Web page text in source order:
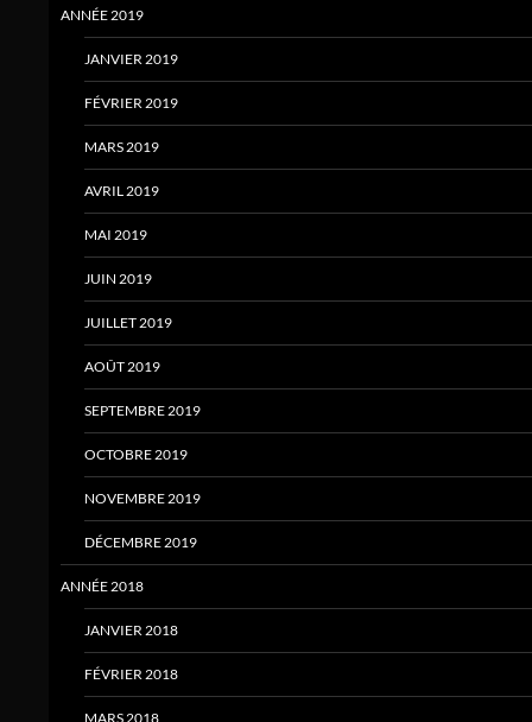
ANNÉE 2019
JANVIER 2019
FÉVRIER 2019
MARS 2019
AVRIL 2019
MAI 2019
JUIN 2019
JUILLET 2019
AOÛT 2019
SEPTEMBRE 2019
OCTOBRE 2019
NOVEMBRE 2019
DÉCEMBRE 2019
ANNÉE 2018
JANVIER 2018
FÉVRIER 2018
MARS 2018